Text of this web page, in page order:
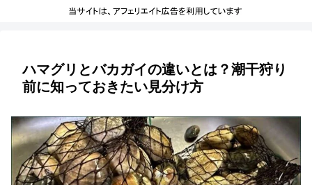
ハマグリとバカガイの違いとは？潮干狩り
前に知っておきたい見分け方